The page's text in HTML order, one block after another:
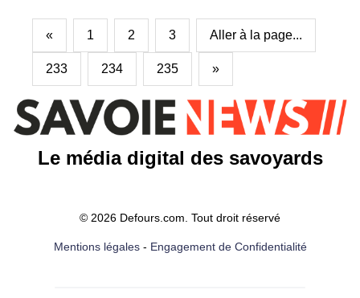
« 1 2 3 Aller à la page...
233 234 235 »
Le média digital des savoyards
© 2026 Defours.com. Tout droit réservé
Mentions légales- Engagement de Confidentialité